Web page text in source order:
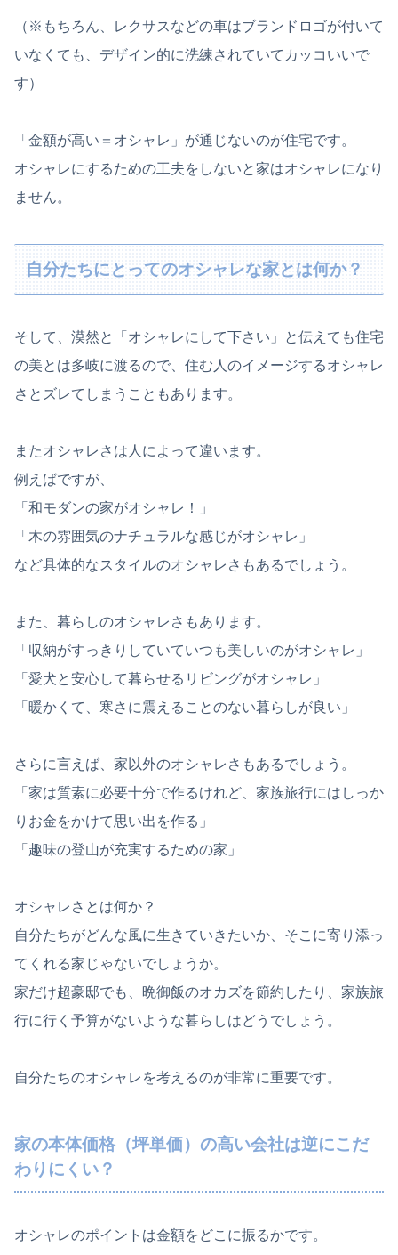
（※もちろん、レクサスなどの車はブランドロゴが付いて
いなくても、デザイン的に洗練されていてカッコいいで
す）
「金額が高い＝オシャレ」が通じないのが住宅です。
オシャレにするための工夫をしないと家はオシャレになり
ません。
自分たちにとってのオシャレな家とは何か？
そして、漠然と「オシャレにして下さい」と伝えても住宅
の美とは多岐に渡るので、住む人のイメージするオシャレ
さとズレてしまうこともあります。
またオシャレさは人によって違います。
例えばですが、
「和モダンの家がオシャレ！」
「木の雰囲気のナチュラルな感じがオシャレ」
など具体的なスタイルのオシャレさもあるでしょう。
また、暮らしのオシャレさもあります。
「収納がすっきりしていていつも美しいのがオシャレ」
「愛犬と安心して暮らせるリビングがオシャレ」
「暖かくて、寒さに震えることのない暮らしが良い」
さらに言えば、家以外のオシャレさもあるでしょう。
「家は質素に必要十分で作るけれど、家族旅行にはしっか
りお金をかけて思い出を作る」
「趣味の登山が充実するための家」
オシャレさとは何か？
自分たちがどんな風に生きていきたいか、そこに寄り添っ
てくれる家じゃないでしょうか。
家だけ超豪邸でも、晩御飯のオカズを節約したり、家族旅
行に行く予算がないような暮らしはどうでしょう。
自分たちのオシャレを考えるのが非常に重要です。
家の本体価格（坪単価）の高い会社は逆にこだ
わりにくい？
オシャレのポイントは金額をどこに振るかです。